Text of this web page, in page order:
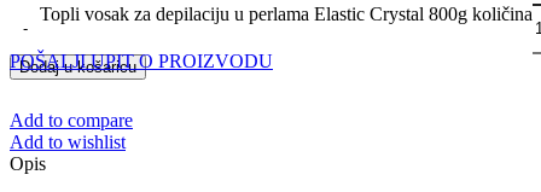
Topli vosak za depilaciju u perlama Elastic Crystal 800g količina
Dodaj u košaricu
POŠALJI UPIT O PROIZVODU
Add to compare
Add to wishlist
Opis